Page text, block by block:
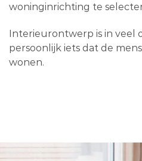
woninginrichting te
Interieurontwerp is in veel
persoonlijk iets dat de
wonen.